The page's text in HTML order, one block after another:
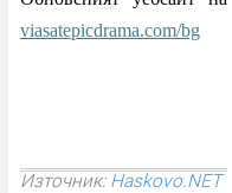
viasatepicdrama.com/bg
Източник:Haskovo.NET